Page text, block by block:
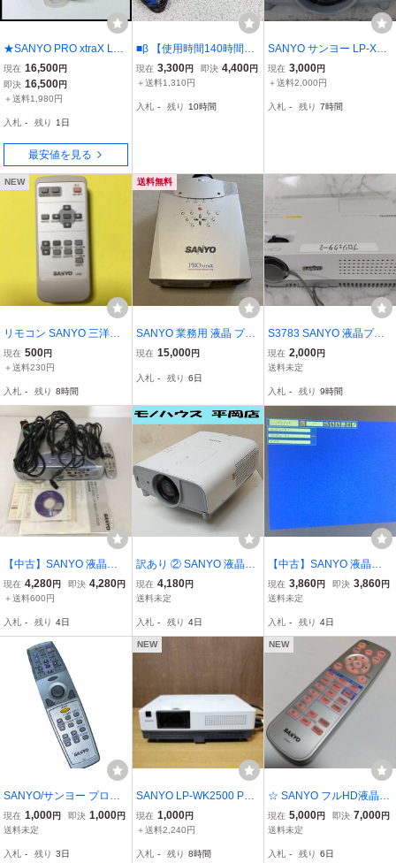
★SANYO PRO xtraX LP-
XT25・液晶プロジェクタ
ー・高輝度 4500lm［ラン
プ時間：271H］★
現在 16,500円
即決 16,500円
＋送料1,980円
入札 - 残り 1日
最安値を見る
■β 【使用時間140時間】
SANYO PRO xtraX LPXU
88 プロジェクター 3000
現在 3,300円 即決 4,400円
＋送料1,310円
入札 - 残り 10時間
SANYO サンヨー LP-XT3
5 液晶プロジェクター 50
00lm
現在 3,000円
＋送料2,000円
入札 - 残り 7時間
NEW
リモコン SANYO 三洋電
機 プロジェクターリモコ
ン 「CXSB」
現在 500円
＋送料230円
入札 - 残り 8時間
送料無料
SANYO 業務用 液晶 プロ
ジェクター LP-XP55 現状
現在 15,000円
入札 - 残り 6日
S3783 SANYO 液晶プロ
ジェクター/LP-XW60/200
0ルーメン/サンヨー 通電○
JUNK
現在 2,000円
送料未定
入札 - 残り 9時間
【中古】SANYO 液晶プ
ロジェクター LP-XU35 管
理番号cb23
現在 4,280円 即決 4,280円
＋送料600円
入札 - 残り 4日
訳あり ② SANYO 液晶プ
ロジェクター LP-XT35L
本体のみ ホワイト 天吊り
認済み サンヨー 札幌市
現在 4,180円
送料未定
入札 - 残り 4日
【中古】SANYO 液晶プ
ロジェクター LP-XU75 管
理番号cb05
現在 3,860円 即決 3,860円
送料未定
入札 - 残り 4日
SANYO/サンヨー プロジ
ェクター用リモコン CX
PC
現在 1,000円 即決 1,000円
送料未定
入札 - 残り 3日
NEW
SANYO LP-WK2500 PRO
JECTOR サンヨー 液晶プ
ロジェクター
現在 1,000円
＋送料2,240円
入札 - 残り 8時間
NEW
☆ SANYO フルHD液晶プ
ロジェクター LP-Z2000
用リモコン CXWY ☆ 236
現在 5,000円 即決 7,000円
送料未定
入札 - 残り 6日